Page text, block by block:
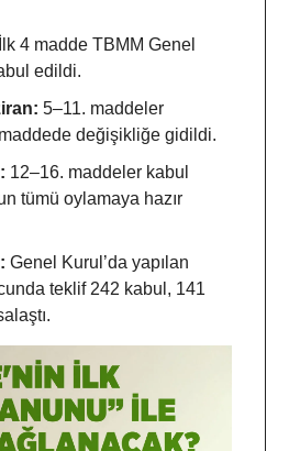
İlk 4 madde TBMM Genel
edildi.
5–11. maddeler
değişikliğe gidildi.
12–16. maddeler kabul
tümü oylamaya hazır
Genel Kurul’da yapılan
teklif 242 kabul, 141